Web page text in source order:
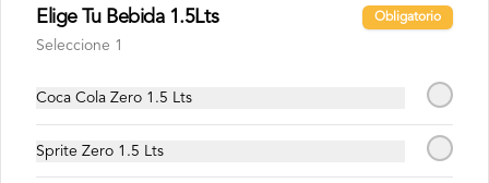
Conócenos
Términos y condiciones
Política de privacidad
Redes sociales
Elige Tu Bebida 1.5Lts Obligatorio
Seleccione 1
Coca Cola Zero 1.5 Lts
Sprite Zero 1.5 Lts